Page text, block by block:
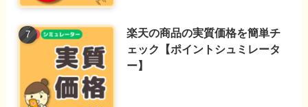
楽天の商品の実質価格を簡単チ
ェック【ポイントシュミレータ
ー】